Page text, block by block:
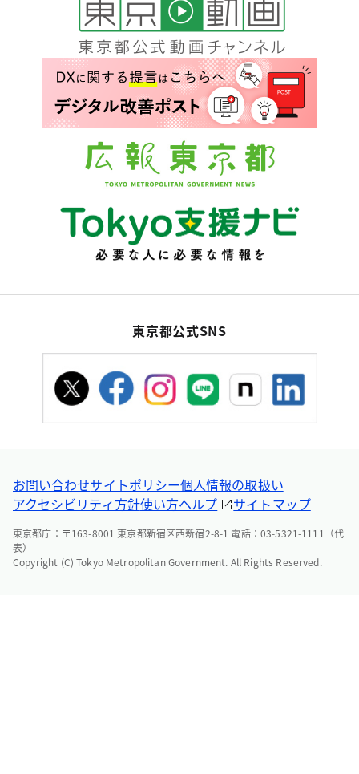
東京都公式SNS
お問い合わせサイトポリシー個人情報の取扱い
アクセシビリティ方針使い方ヘルプ サイトマップ
東京都庁：〒163-8001 東京都新宿区西新宿2-8-1 電話：03-5321-1111（代
表）
Copyright (C) Tokyo Metropolitan Government. All Rights Reserved.